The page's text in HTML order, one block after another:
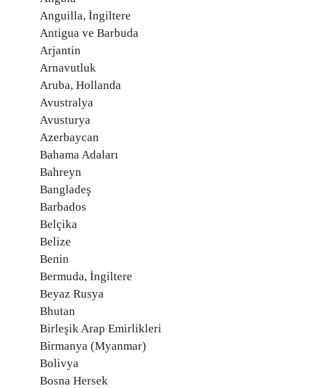
Anguilla, İngiltere
Antigua ve Barbuda
Arjantin
Arnavutluk
Aruba, Hollanda
Avustralya
Avusturya
Azerbaycan
Bahama Adaları
Bahreyn
Bangladeş
Barbados
Belçika
Belize
Benin
Bermuda, İngiltere
Beyaz Rusya
Bhutan
Birleşik Arap Emirlikleri
Birmanya (Myanmar)
Bolivya
Bosna Hersek